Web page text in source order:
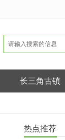
长三角古镇
热点推荐